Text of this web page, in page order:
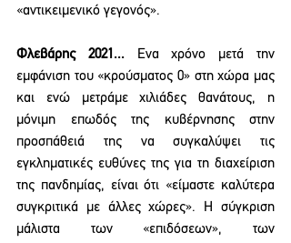
«αντικειμενικό γεγονός».
Φλεβάρης 2021... Ενα χρόνο μετά την
εμφάνιση του «κρούσματος 0» στη χώρα μας
και ενώ μετράμε χιλιάδες θανάτους, η
μόνιμη επωδός της κυβέρνησης στην
προσπάθειά της να συγκαλύψει τις
εγκληματικές ευθύνες της για τη διαχείριση
της πανδημίας, είναι ότι «είμαστε καλύτερα
συγκριτικά με άλλες χώρες». Η σύγκριση
μάλιστα των «επιδόσεων», των